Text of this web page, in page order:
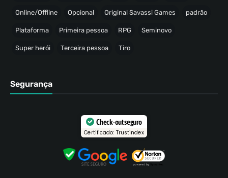
Online/Offline Opcional Original Savassi Games padrão
Plataforma Primeira pessoa RPG Seminovo
Super herói Terceira pessoa Tiro
Segurança
Check-out seguro
Certificado: Trustindex